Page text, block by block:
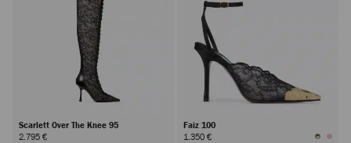
Scarlett Over The Knee 95
2.795 €
Faiz 100
1.350 €